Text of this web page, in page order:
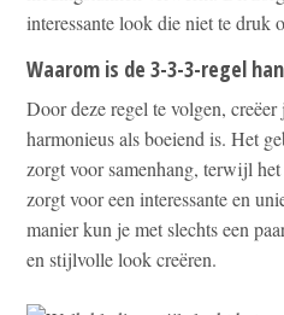
interessante look die niet te druk
Waarom is de 3-3-3-regel
Door deze regel te volgen,
harmonieus als boeiend is. Het
zorgt voor samenhang, terwijl
zorgt voor een interessante en
manier kun je met slechts een
en stijlvolle look creëren.